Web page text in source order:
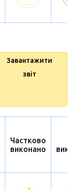
Завантажити
звіт
Частково
виконано